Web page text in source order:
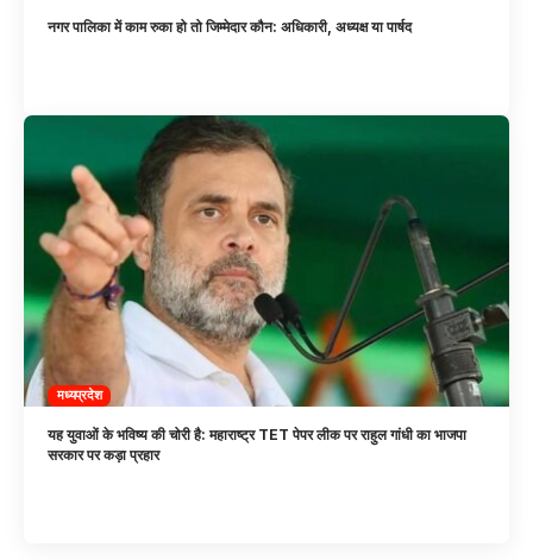
नगर पालिका में काम रुका हो तो जिम्मेदार कौन: अधिकारी, अध्यक्ष या पार्षद
मध्यप्रदेश
यह युवाओं के भविष्य की चोरी है: महाराष्ट्र TET पेपर लीक पर राहुल गांधी का भाजपा
सरकार पर कड़ा प्रहार